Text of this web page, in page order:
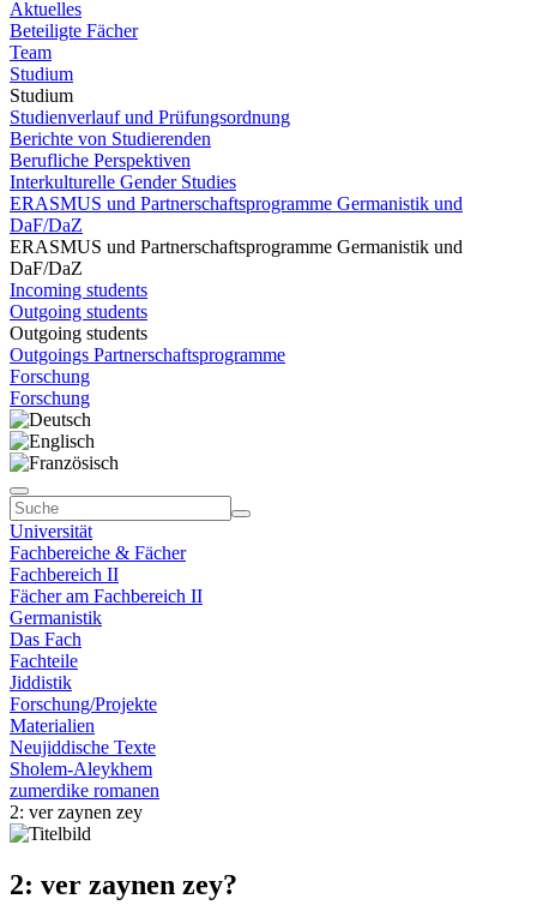
Aktuelles
Beteiligte Fächer
Team
Studium
Studium
Studienverlauf und Prüfungsordnung
Berichte von Studierenden
Berufliche Perspektiven
Interkulturelle Gender Studies
ERASMUS und Partnerschaftsprogramme Germanistik und
DaF/DaZ
ERASMUS und Partnerschaftsprogramme Germanistik und
DaF/DaZ
Incoming students
Outgoing students
Outgoing students
Outgoings Partnerschaftsprogramme
Forschung
Forschung
Universität
Fachbereiche & Fächer
Fachbereich II
Fächer am Fachbereich II
Germanistik
Das Fach
Fachteile
Jiddistik
Forschung/Projekte
Materialien
Neujiddische Texte
Sholem-Aleykhem
zumerdike romanen
2: ver zaynen zey
2: ver zaynen zey?